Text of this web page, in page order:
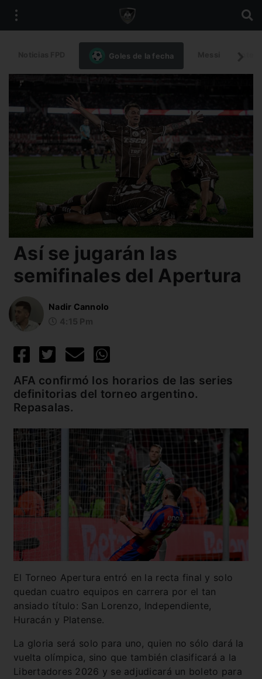
Goles de la fecha
Así se jugarán las
semifinales del Apertura
Nadir Cannolo
AFA confirmó los horarios de las series
definitorias del torneo argentino.
Repasalas.
El Torneo Apertura entró en la recta final y solo
quedan cuatro equipos en carrera por el tan
ansiado título: San Lorenzo, Independiente,
Huracán y Platense.
La gloria será solo para uno, quien no sólo dará la
vuelta olímpica, sino que también clasificará a la
Libertadores 2026 y se adjudicará un boleto para